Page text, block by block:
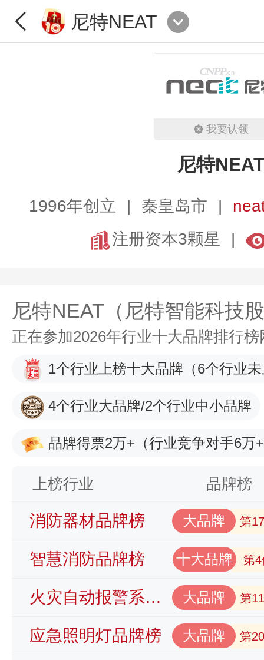
尼特NEAT
我要认领
尼特
1996年创立 秦皇岛市
注册资本3颗星
尼特NEAT（尼特智能科技
正在参加2026年行业十大品牌排行
1个行业上榜十大品牌 （6个行业
4个行业大品牌/2个行业中小品牌
品牌得票2万+ （行业竞争对手6万
上榜行业 品牌榜
消防器材品牌榜 大品牌 第
智慧消防品牌榜 十大品牌 第4
火灾自动报警系统品牌榜 大品牌 第
应急照明灯品牌榜 大品牌 第